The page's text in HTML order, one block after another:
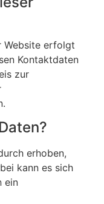
Website erfolgt
Kontaktdaten
zur
erhoben,
kann es sich
ein